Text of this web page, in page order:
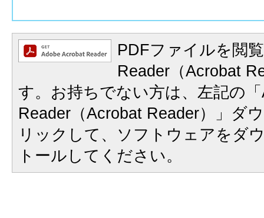
PDFファイルを閲
Reader（Acrobat
す。お持ちでない方は、左記の
Reader（Acrobat Reader）」ダ
リックして、ソフトウェアをダ
トールしてください。